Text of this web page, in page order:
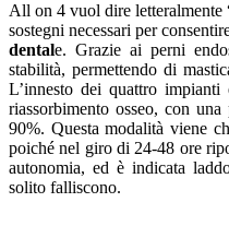
All on 4 vuol dire letteralmente
sostegni necessari per
dentale. Grazie ai perni
stabilità, permettendo di
L’innesto dei quattro
riassorbimento osseo, con
90%. Questa modalità viene
poiché nel giro di 24-48 ore
autonomia, ed è indicata
solito falliscono.